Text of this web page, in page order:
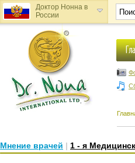
Доктор Нонна в
России
Доктор Нонна в
Украине
Мнение врачей | 1 - я